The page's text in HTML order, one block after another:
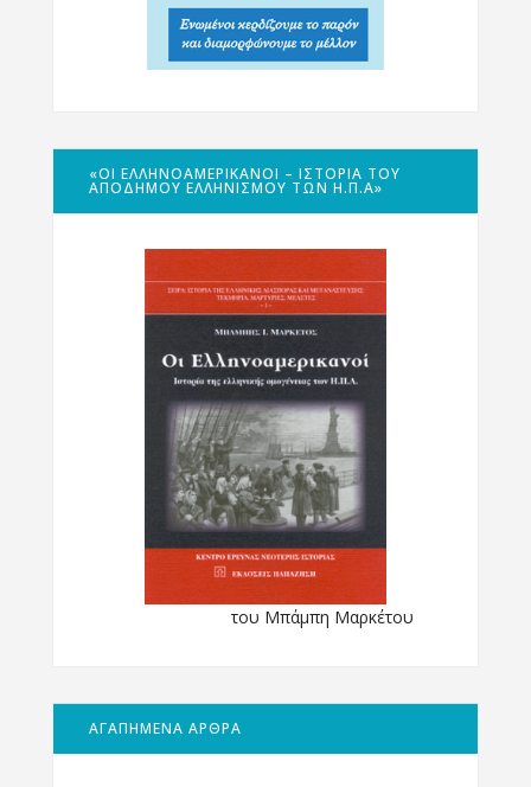
«ΟΙ ΕΛΛΗΝΟΑΜΕΡΙΚΑΝΟΊ – ΙΣΤΟΡΊΑ ΤΟΥ
ΑΠΌΔΗΜΟΥ ΕΛΛΗΝΙΣΜΟΎ ΤΩΝ Η.Π.Α»
του Μπάμπη Μαρκέτου
ΑΓΑΠΗΜΕΝΑ ΑΡΘΡΑ